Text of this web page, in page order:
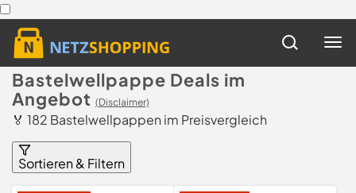
Bastelwellpappe Deals im
Angebot (Disclaimer)
🏅 182 Bastelwellpappen im Preisvergleich
Sortieren & Filtern